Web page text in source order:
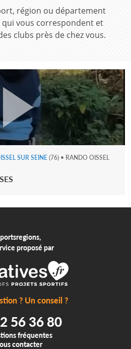
région ou département
vous correspondent et
clubs près de chez vous.
SUR SEINE(76) • RANDO OISSEL
proposé par
? Un conseil ?
56 36 80
fréquentes
contacter